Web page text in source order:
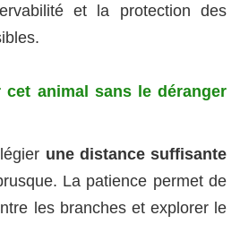
et la protection des
cet animal sans le déranger
une distance suffisante
La patience permet de
les branches et explorer le